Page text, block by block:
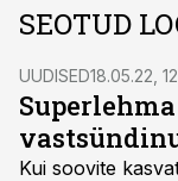
SEOTUD
UUDISED18.05.22,
Kui soovite